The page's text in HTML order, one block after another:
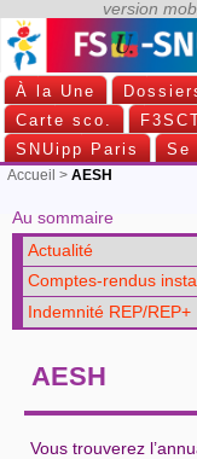
À la Une
Carte sco.
SNUipp Paris
Se
Accueil >AESH
Au sommaire
Actualité
Comptes-rendus
Indemnité REP/REP+
AESH
Vous trouverez